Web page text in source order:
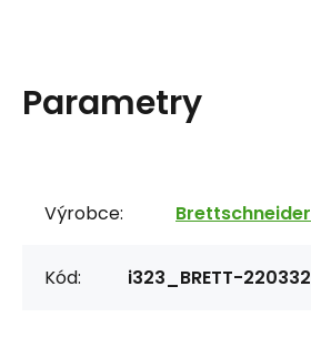
Parametry
Výrobce: Brettschneider
Kód: i323_BRETT-220332